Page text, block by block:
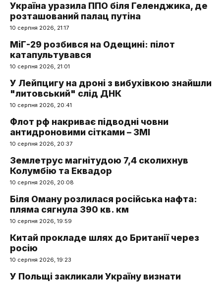
Україна уразила ППО біля Геленджика, де
розташований палац путіна
10 серпня 2026, 21:17
МіГ-29 розбився на Одещині: пілот
катапультувався
10 серпня 2026, 21:01
У Лейпцигу на дроні з вибухівкою знайшли
"литовський" слід ДНК
10 серпня 2026, 20:41
Флот рф накриває підводні човни
антидроновими сітками – ЗМІ
10 серпня 2026, 20:37
Землетрус магнітудою 7,4 сколихнув
Колумбію та Еквадор
10 серпня 2026, 20:08
Біля Оману розлилася російська нафта:
пляма сягнула 390 кв. км
10 серпня 2026, 19:59
Китай прокладе шлях до Британії через
росію
10 серпня 2026, 19:23
У Польщі закликали Україну визнати